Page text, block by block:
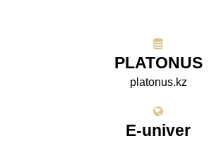
PLATONUS
platonus.kz
E-univer